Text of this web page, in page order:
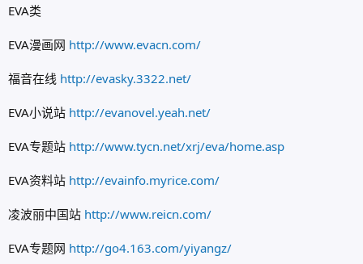
EVA类
EVA漫画网 http://www.evacn.com/
福音在线 http://evasky.3322.net/
EVA小说站 http://evanovel.yeah.net/
EVA专题站 http://www.tycn.net/xrj/eva/home.asp
EVA资料站 http://evainfo.myrice.com/
凌波丽中国站 http://www.reicn.com/
EVA专题网 http://go4.163.com/yiyangz/